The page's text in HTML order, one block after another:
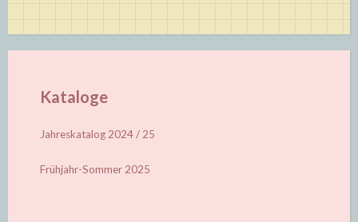
Kataloge
Jahreskatalog 2024 / 25
Frühjahr-Sommer 2025